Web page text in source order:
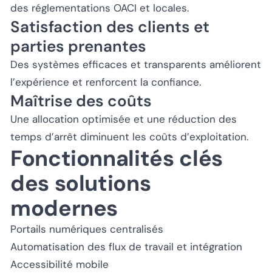
des réglementations OACI et locales.
Satisfaction des clients et
parties prenantes
Des systèmes efficaces et transparents améliorent
l’expérience et renforcent la confiance.
Maîtrise des coûts
Une allocation optimisée et une réduction des
temps d’arrêt diminuent les coûts d’exploitation.
Fonctionnalités clés
des solutions
modernes
Portails numériques centralisés
Automatisation des flux de travail et intégration
Accessibilité mobile